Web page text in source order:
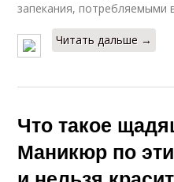
запекания, потребляемыми
Читать дальше →
Что такое
Маникюр по